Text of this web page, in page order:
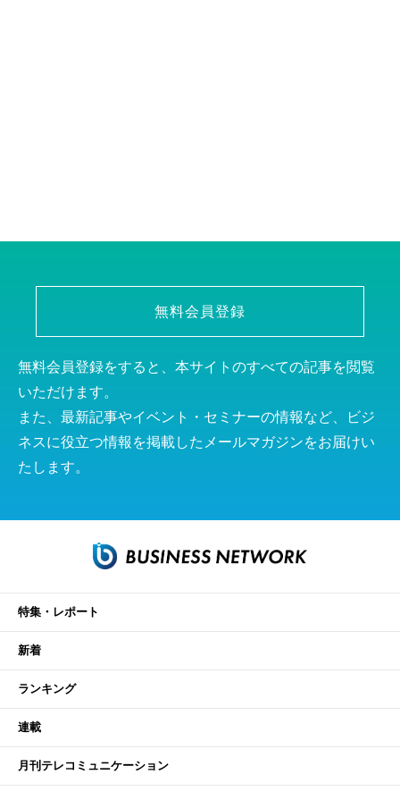
無料会員登録
無料会員登録をすると、本サイトのすべての記事を閲覧
いただけます。
また、最新記事やイベント・セミナーの情報など、ビジ
ネスに役立つ情報を掲載したメールマガジンをお届けい
たします。
特集・レポート
新着
ランキング
連載
月刊テレコミュニケーション